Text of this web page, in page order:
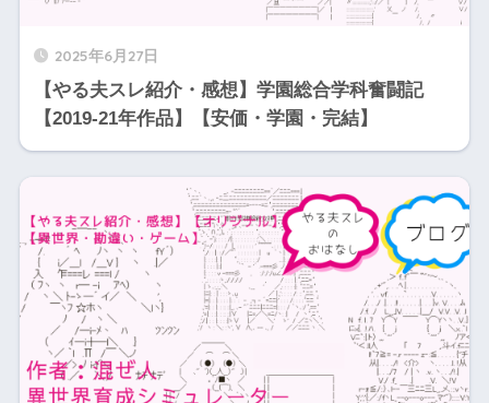
2025年6月27日
【やる夫スレ紹介・感想】学園総合学科奮闘記
【2019-21年作品】【安価・学園・完結】